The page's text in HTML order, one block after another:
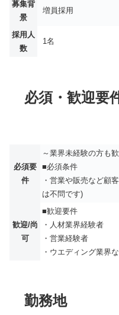
募集背
景
増員採用
採用人
数
1名
必須・歓迎要
必須要
件
～業界未経験の方も
■必須条件
・営業や販売など顧
は不問です)
歓迎/尚
可
■歓迎要件
・人材業界経験者
・営業経験者
・ウエディング業界
勤務地